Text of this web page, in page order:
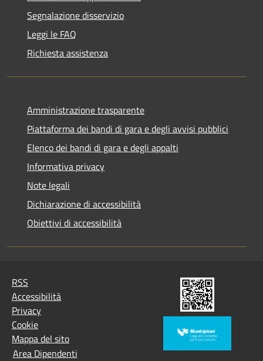
Segnalazione disservizio
Leggi le FAQ
Richiesta assistenza
Amministrazione trasparente
Piattaforma dei bandi di gara e degli avvisi pubblici
Elenco dei bandi di gara e degli appalti
Informativa privacy
Note legali
Dichiarazione di accessibilità
Obiettivi di accessibilità
RSS
Accessibilità
Privacy
Cookie
Mappa del sito
Area Dipendenti